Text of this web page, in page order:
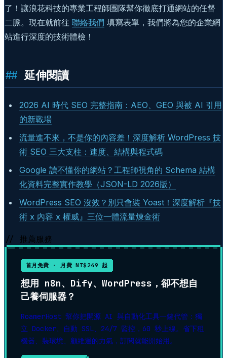
了！讓浪花科技的專業工程師團隊幫你徹底打通網站的任督
二脈。現在就前往 聯絡我們 填寫表單，我們將為您的企業網
站進行深度的技術體檢！
延伸閱讀
2026 AI 時代 SEO 完整指南：AEO、GEO 與被 AI 引用
的新戰場
流量進不來，不是你的內容差！深度解析 WordPress 技
術 SEO 三大支柱：速度、結構與程式碼
Google 讀不懂你的網站？工程師視角的 Schema 結構
化資料完整實作教學（JSON-LD 2026版）
WordPress SEO 沒效？別只會裝 Yoast！深度解析『技
術 x 內容 x 權威』三位一體流量煉金術
// 推薦服務
首月免費 · 月費 NT$249 起
想用 n8n、Dify、WordPress，卻不想自
己養伺服器？
RoamerHost 幫你把開源 AI 與自動化工具一鍵代管：獨
立 Docker、自動 SSL、24/7 監控，60 秒上線。省下租
機器、裝環境、顧維運的力氣，訂閱就能開始用。